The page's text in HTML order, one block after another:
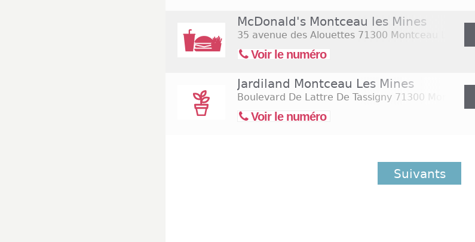
McDonald's Montceau les Mines
35 avenue des Alouettes 71300 Montceau Les
Voir le numéro
Jardiland Montceau Les Mines
Boulevard De Lattre De Tassigny 71300 Montceau
Voir le numéro
Suivants